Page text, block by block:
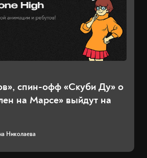
спин-офф «Скуби Ду» о
на Марсе» выйдут на
Николаева